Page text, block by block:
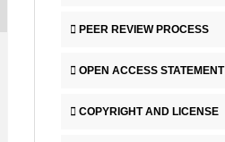
PEER REVIEW PROCESS
OPEN ACCESS STATEMENT
COPYRIGHT AND LICENSE